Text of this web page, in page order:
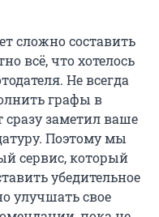
сложно составить
всё, что хотелось
Не всегда
графы в
заметил ваше
Поэтому мы
сервис, который
убедительное
улучшать свое